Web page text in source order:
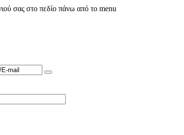
σας στο πεδίο πάνω από το menu